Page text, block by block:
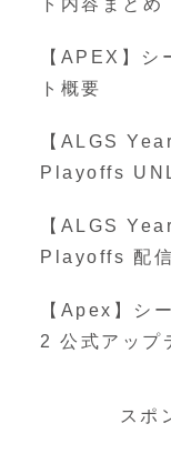
【APEX】シ
ト概要
【ALGS
Playoffs
【ALGS
Playoffs 配
【Apex】シ
2 公式アップ
スポ